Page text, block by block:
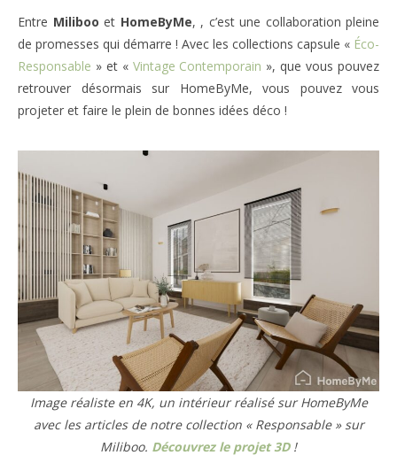
Entre Miliboo et HomeByMe, , c’est une collaboration pleine
de promesses qui démarre ! Avec les collections capsule « Éco-
Responsable » et « Vintage Contemporain », que vous pouvez
retrouver désormais sur HomeByMe, vous pouvez vous
projeter et faire le plein de bonnes idées déco !
Image réaliste en 4K, un intérieur réalisé sur HomeByMe
avec les articles de notre collection « Responsable » sur
Miliboo. Découvrez le projet 3D!